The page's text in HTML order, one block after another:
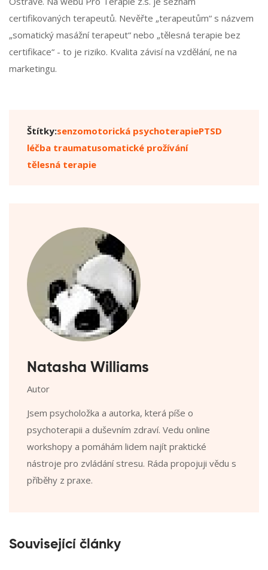
certifikovaných terapeutů. Nevěřte „terapeutům“ s názvem
„somatický masážní terapeut“ nebo „tělesná terapie bez
certifikace“ - to je riziko. Kvalita závisí na vzdělání, ne na
marketingu.
Štítky:senzomotorická psychoterapiePTSD
léčba traumatusomatické prožívání
tělesná terapie
Natasha Williams
Autor
Jsem psycholožka a autorka, která píše o
psychoterapii a duševním zdraví. Vedu online
workshopy a pomáhám lidem najít praktické
nástroje pro zvládání stresu. Ráda propojuji vědu s
příběhy z praxe.
Související články